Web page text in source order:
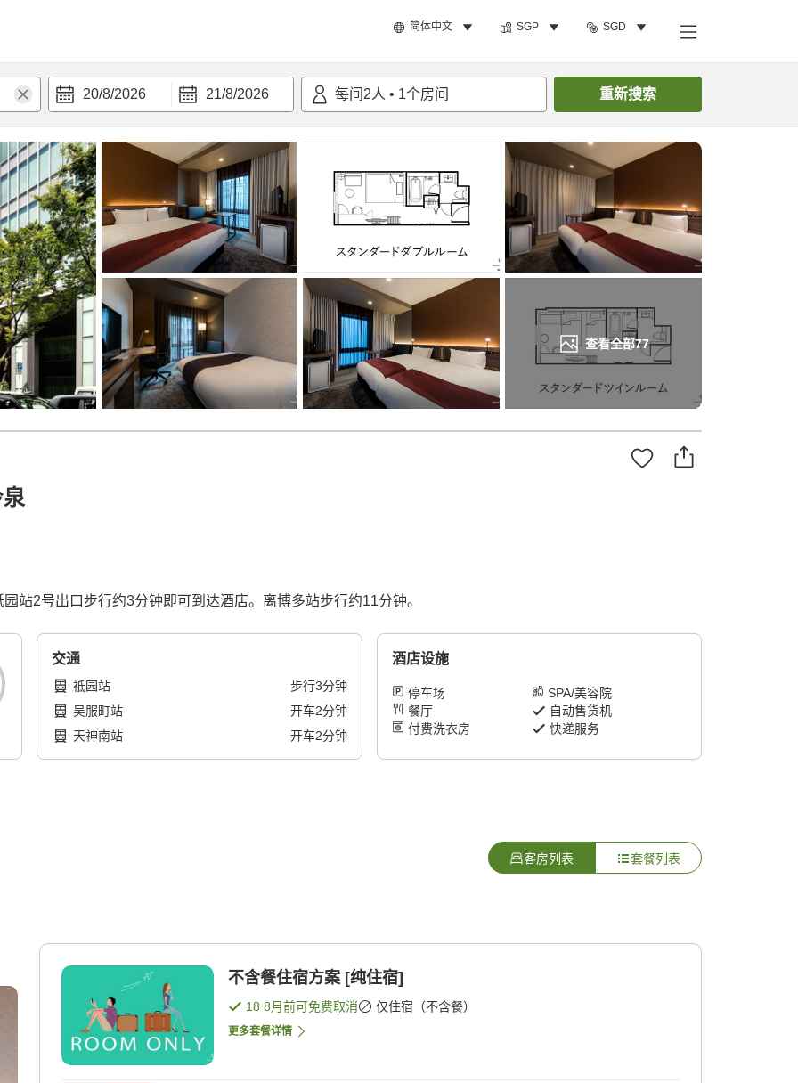
简体中文 SGP SGD
20/8/2026 21/8/2026 每间 2人 • 1个房间 重新搜索
查看全部77
搜索客房
站2号出口步行约3分钟即可到达酒店。离博多站步行约11分钟。
交通
祗园站 步行3分钟
吴服町站
开车2分钟
天神南站
开车2分钟
酒店设施
停车场
SPA/美容院
餐厅
自动售货机
付费洗衣房
快递服务
客房列表 套餐列表
不含餐住宿方案 [纯住宿]
18 8月前可免费取消 仅住宿（不含餐）
更多套餐详情